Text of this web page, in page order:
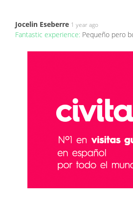
Jocelin Eseberre 1 year ago
Fantastic experience: Pequeño pero